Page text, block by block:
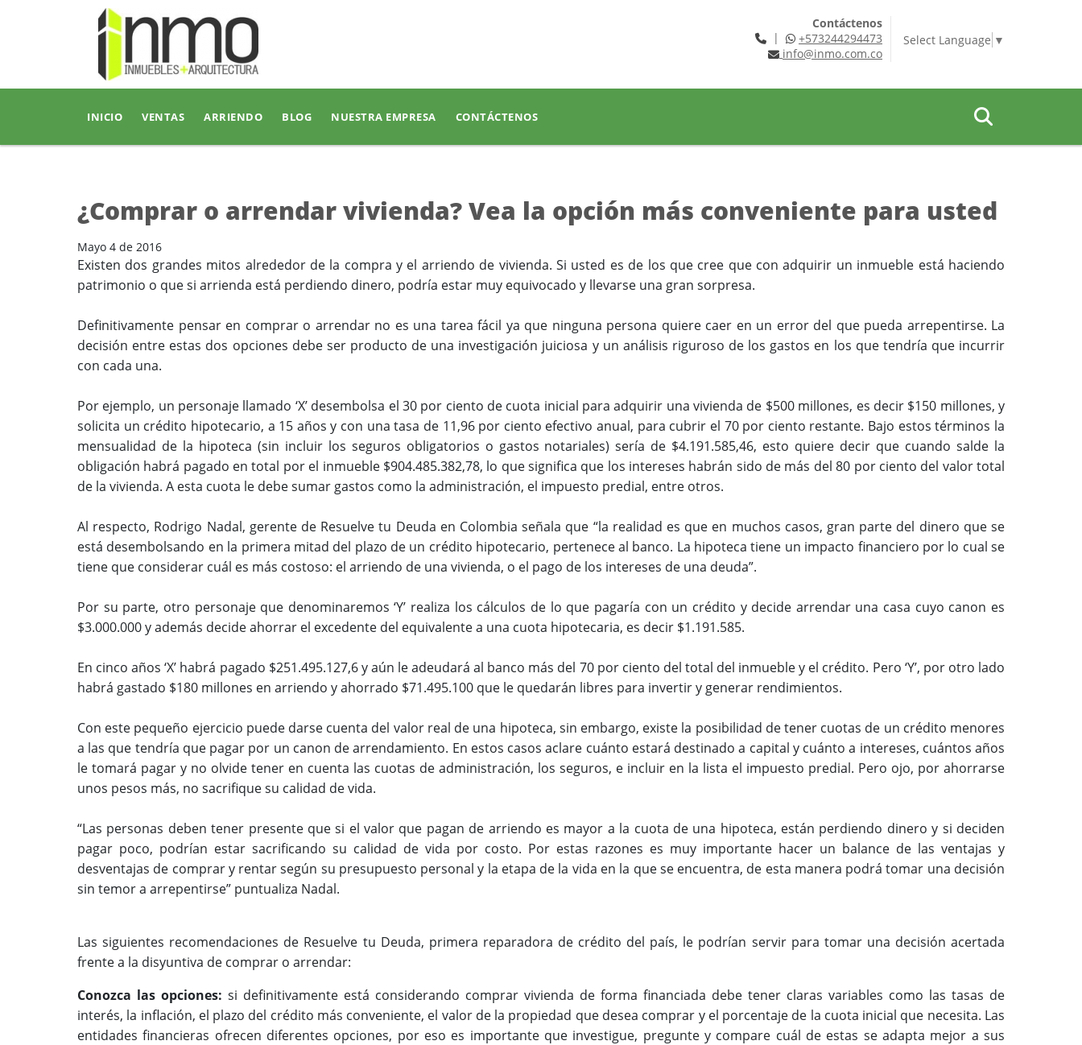
Contáctenos
|
+573244294473
info@inmo.com.co
Select Language ▼
INICIO VENTAS ARRIENDO BLOG NUESTRA EMPRESA CONTÁCTENOS
¿Comprar o arrendar vivienda? Vea la opción más conveniente para usted
Mayo 4 de 2016
Existen dos grandes mitos alrededor de la compra y el arriendo de vivienda. Si usted es de los que cree que con adquirir un inmueble está haciendo
patrimonio o que si arrienda está perdiendo dinero, podría estar muy equivocado y llevarse una gran sorpresa.
Definitivamente pensar en comprar o arrendar no es una tarea fácil ya que ninguna persona quiere caer en un error del que pueda arrepentirse. La
decisión entre estas dos opciones debe ser producto de una investigación juiciosa y un análisis riguroso de los gastos en los que tendría que incurrir
con cada una.
Por ejemplo, un personaje llamado ‘X’ desembolsa el 30 por ciento de cuota inicial para adquirir una vivienda de $500 millones, es decir $150 millones, y
solicita un crédito hipotecario, a 15 años y con una tasa de 11,96 por ciento efectivo anual, para cubrir el 70 por ciento restante. Bajo estos términos la
mensualidad de la hipoteca (sin incluir los seguros obligatorios o gastos notariales) sería de $4.191.585,46, esto quiere decir que cuando salde la
obligación habrá pagado en total por el inmueble $904.485.382,78, lo que significa que los intereses habrán sido de más del 80 por ciento del valor total
de la vivienda. A esta cuota le debe sumar gastos como la administración, el impuesto predial, entre otros.
Al respecto, Rodrigo Nadal, gerente de Resuelve tu Deuda en Colombia señala que “la realidad es que en muchos casos, gran parte del dinero que se
está desembolsando en la primera mitad del plazo de un crédito hipotecario, pertenece al banco. La hipoteca tiene un impacto financiero por lo cual se
tiene que considerar cuál es más costoso: el arriendo de una vivienda, o el pago de los intereses de una deuda”.
Por su parte, otro personaje que denominaremos ‘Y’ realiza los cálculos de lo que pagaría con un crédito y decide arrendar una casa cuyo canon es
$3.000.000 y además decide ahorrar el excedente del equivalente a una cuota hipotecaria, es decir $1.191.585.
En cinco años ‘X’ habrá pagado $251.495.127,6 y aún le adeudará al banco más del 70 por ciento del total del inmueble y el crédito. Pero ‘Y’, por otro lado
habrá gastado $180 millones en arriendo y ahorrado $71.495.100 que le quedarán libres para invertir y generar rendimientos.
Con este pequeño ejercicio puede darse cuenta del valor real de una hipoteca, sin embargo, existe la posibilidad de tener cuotas de un crédito menores
a las que tendría que pagar por un canon de arrendamiento. En estos casos aclare cuánto estará destinado a capital y cuánto a intereses, cuántos años
le tomará pagar y no olvide tener en cuenta las cuotas de administración, los seguros, e incluir en la lista el impuesto predial. Pero ojo, por ahorrarse
unos pesos más, no sacrifique su calidad de vida.
“Las personas deben tener presente que si el valor que pagan de arriendo es mayor a la cuota de una hipoteca, están perdiendo dinero y si deciden
pagar poco, podrían estar sacrificando su calidad de vida por costo. Por estas razones es muy importante hacer un balance de las ventajas y
desventajas de comprar y rentar según su presupuesto personal y la etapa de la vida en la que se encuentra, de esta manera podrá tomar una decisión
sin temor a arrepentirse” puntualiza Nadal.
Las siguientes recomendaciones de Resuelve tu Deuda, primera reparadora de crédito del país, le podrían servir para tomar una decisión acertada
frente a la disyuntiva de comprar o arrendar:
Conozca las opciones: si definitivamente está considerando comprar vivienda de forma financiada debe tener claras variables como las tasas de
interés, la inflación, el plazo del crédito más conveniente, el valor de la propiedad que desea comprar y el porcentaje de la cuota inicial que necesita. Las
entidades financieras ofrecen diferentes opciones, por eso es importante que investigue, pregunte y compare cuál de estas se adapta mejor a sus